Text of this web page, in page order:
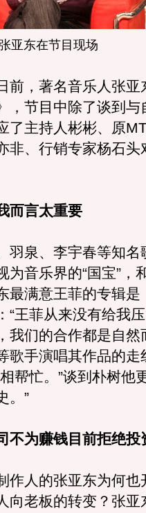
亚东在节目现场
著名音乐人张亚
，节目中除了谈到与
了主持人彬彬、原
非、行销专家杨石头
而言太重要
泉、李宇春等知名
为音乐界的“国宝”，
最满意王菲的专辑是
“王菲从来没有给我
我们的合作都是自然
歌手演唱其作品的走
帮忙。”谈到朴树他
。”
不为赚钱目前拒绝投
人的张亚东为何也
向老板的转变？张亚